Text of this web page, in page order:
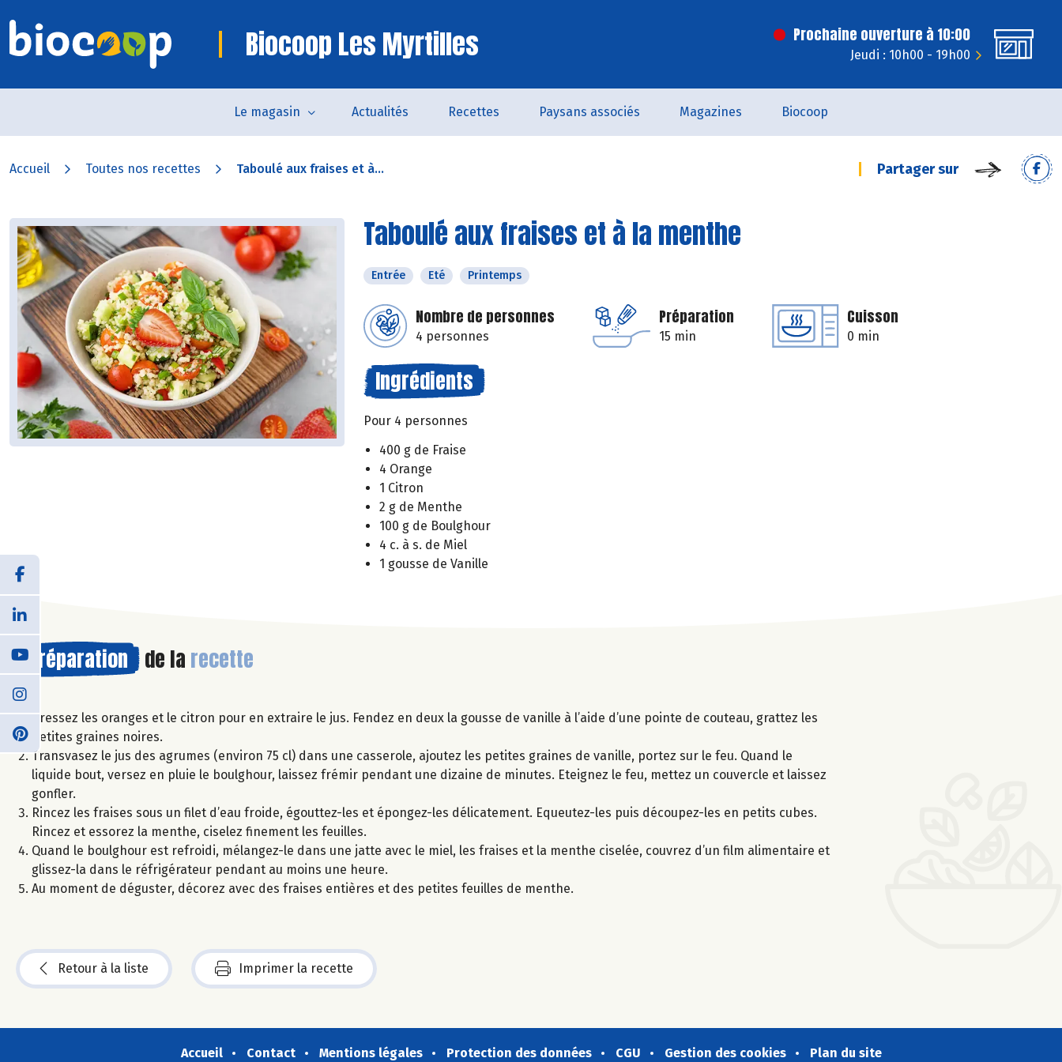
Biocoop Les Myrtilles Prochaine ouverture à 10:00
Jeudi : 10h00 - 19h00
Le magasin Actualités Recettes Paysans associés Magazines Biocoop
Accueil Toutes nos recettes Taboulé aux fraises et à... Partager sur
Taboulé aux fraises et à la menthe
Entrée Eté Printemps
Nombre de personnes
4 personnes
Préparation
15 min
Cuisson
0 min
Ingrédients
Pour 4 personnes
400 g de Fraise
4 Orange
1 Citron
2 g de Menthe
100 g de Boulghour
4 c. à s. de Miel
1 gousse de Vanille
Préparation de la recette
Pressez les oranges et le citron pour en extraire le jus. Fendez en deux la gousse de vanille à l’aide d’une pointe de couteau, grattez les
petites graines noires.
Transvasez le jus des agrumes (environ 75 cl) dans une casserole, ajoutez les petites graines de vanille, portez sur le feu. Quand le
liquide bout, versez en pluie le boulghour, laissez frémir pendant une dizaine de minutes. Eteignez le feu, mettez un couvercle et laissez
gonfler.
Rincez les fraises sous un filet d’eau froide, égouttez-les et épongez-les délicatement. Equeutez-les puis découpez-les en petits cubes.
Rincez et essorez la menthe, ciselez finement les feuilles.
Quand le boulghour est refroidi, mélangez-le dans une jatte avec le miel, les fraises et la menthe ciselée, couvrez d’un film alimentaire et
glissez-la dans le réfrigérateur pendant au moins une heure.
Au moment de déguster, décorez avec des fraises entières et des petites feuilles de menthe.
Retour à la liste Imprimer la recette
Accueil Contact Mentions légales Protection des données CGU Gestion des cookies Plan du site